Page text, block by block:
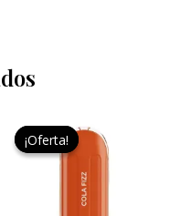
¡Oferta!
¡Oferta!
precio
original
era:
precio
actual
3,00 €.